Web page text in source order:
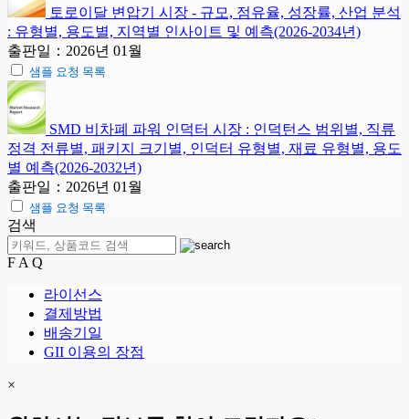
토로이달 변압기 시장 - 규모, 점유율, 성장률, 산업 분석
: 유형별, 용도별, 지역별 인사이트 및 예측(2026-2034년)
출판일：2026년 01월
샘플 요청 목록
SMD 비차폐 파워 인덕터 시장 : 인덕턴스 범위별, 직류
정격 전류별, 패키지 크기별, 인덕터 유형별, 재료 유형별, 용도
별 예측(2026-2032년)
출판일：2026년 01월
샘플 요청 목록
검색
F A Q
라이선스
결제방법
배송기일
GII 이용의 장점
×